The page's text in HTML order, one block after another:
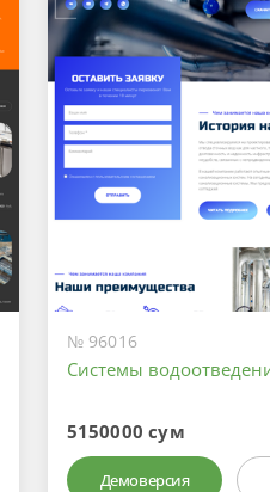
№ 96016
Системы
5150000 сум
Демоверсия